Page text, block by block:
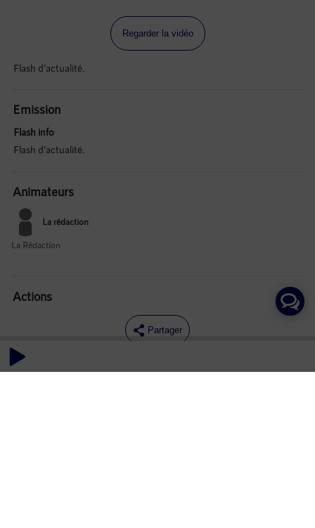
Regarder la vidéo
Flash d'actualité.
Emission
Flash info
Flash d'actualité.
Animateurs
La rédaction
La Rédaction
Actions
Partager
Commentaires